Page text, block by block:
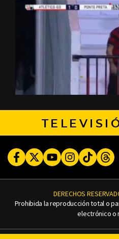
FacebookTwitterYoutubeInstagram
TikTok
DERECHOS
Prohibida la reproducción total o
electrónico o